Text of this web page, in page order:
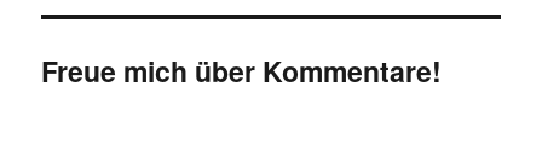
Freue mich über Kommentare!